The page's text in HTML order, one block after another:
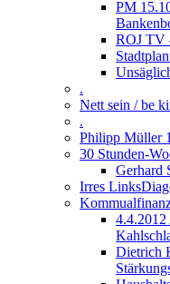
PM
ROJ TV
.
Nett sein / be
.
Philipp Müller
30 Stunden-
Gerhard
Irres
4.4.2012
Dietrich